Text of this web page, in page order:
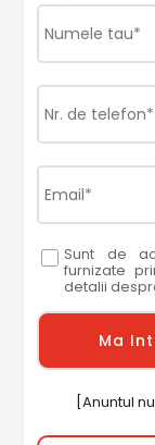
Sunt de
furnizate
detalii
[Anuntul